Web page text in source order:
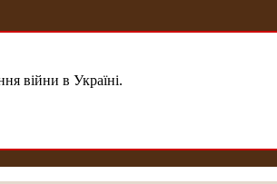
війни в Україні.